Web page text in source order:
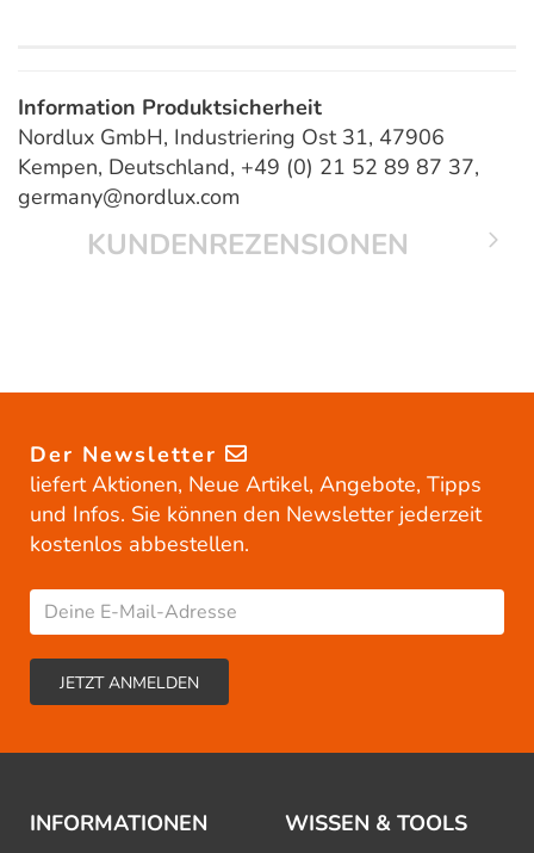
Information Produktsicherheit
Nordlux GmbH, Industriering Ost 31, 47906
Kempen, Deutschland, +49 (0) 21 52 89 87 37,
germany@nordlux.com
KUNDENREZENSIONEN
Der Newsletter
liefert Aktionen, Neue Artikel, Angebote, Tipps
und Infos. Sie können den Newsletter jederzeit
kostenlos abbestellen.
INFORMATIONEN WISSEN & TOOLS